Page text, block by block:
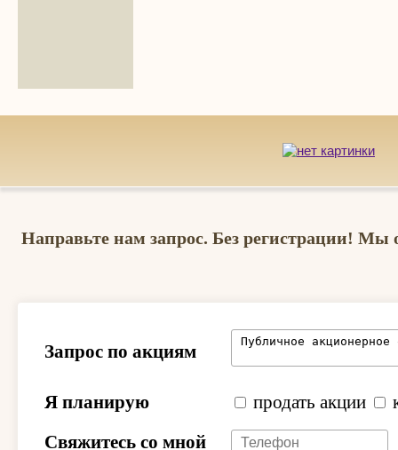
Направьте нам запрос. Без регистрации! Мы
Запрос по акциям
Я планирую продать акции
Свяжитесь со мной